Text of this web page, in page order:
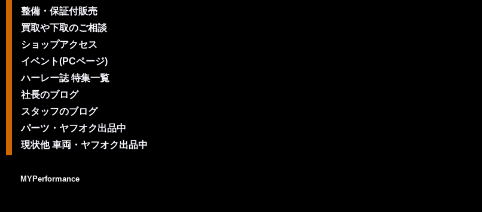
整備・保証付販売
買取や下取のご相談
ショップアクセス
イベント(PCページ)
ハーレー誌 特集一覧
社長のブログ
スタッフのブログ
パーツ・ヤフオク出品中
現状他 車両・ヤフオク出品中
MYPerformance